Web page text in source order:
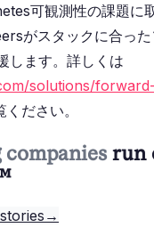
可観測性の課題に
がスタックに合っ
します。詳しくは
solutions/
ください。
companies run
→